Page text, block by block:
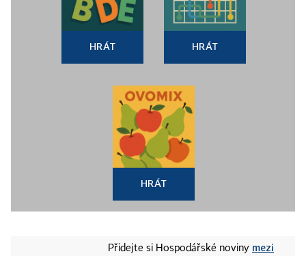
HRÁT HRÁT
HRÁT
Přidejte si Hospodářské noviny mezi